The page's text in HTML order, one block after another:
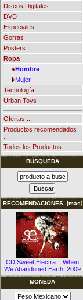
Discos Digitales
DVD
Especiales
Gorras
Posters
Ropa
Hombre
Mujer
Tecnología
Urban Toys
Ofertas ...
Productos recomendados
Todos los Productos ...
BÚSQUEDA
RECOMENDACIONES [más]
CD Sweet Electra :: When
We Abandoned Earth. 2009
MONEDA